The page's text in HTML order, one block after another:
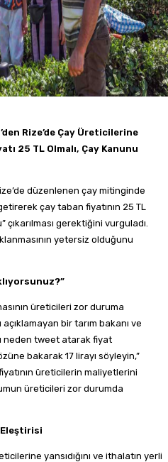
Rize’de Çay Üreticilerine
25 TL Olmalı, Çay Kanunu
düzenlenen çay mitinginde
çay taban fiyatının 25 TL
çıkarılması gerektiğini vurguladı.
yetersiz olduğunu
üreticileri zor duruma
bir tarım bakanı ve
neden tweet atarak fiyat
bakarak 17 lirayı söyleyin,”
üreticilerin maliyetlerini
üreticileri zor durumda
Eleştirisi
yansıdığını ve ithalatın yerli